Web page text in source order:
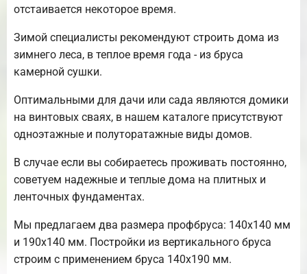
отстаивается некоторое время.
Зимой специалисты рекомендуют строить дома из
зимнего леса, в теплое время года - из бруса
камерной сушки.
Оптимальными для дачи или сада являются домики
на винтовых сваях, в нашем каталоге присутствуют
одноэтажные и полуторатажные виды домов.
В случае если вы собираетесь проживать постоянно,
советуем надежные и теплые дома на плитных и
ленточных фундаментах.
Мы предлагаем два размера профбруса: 140х140 мм
и 190х140 мм. Постройки из вертикального бруса
строим с применением бруса 140х190 мм.